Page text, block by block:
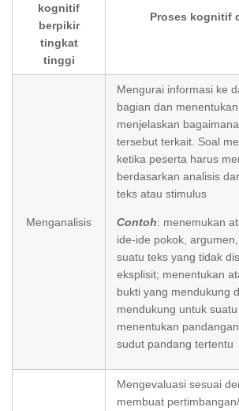
kognitif
berpikir
tingkat
tinggi
Proses kognitif
Menganalisis
Mengurai informasi ke
bagian dan
menjelaskan
tersebut terkait. Soal
ketika peserta harus
berdasarkan analisis
teks atau stimulus
Contoh: menemukan
ide-ide pokok,
suatu teks yang tidak
eksplisit; menentukan
bukti yang mendukung
mendukung untuk
menentukan
sudut pandang tertentu
Mengevaluasi sesuai
membuat